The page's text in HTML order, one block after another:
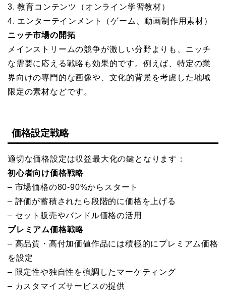
3. 教育コンテンツ（オンライン学習教材）
4. エンターテインメント（ゲーム、動画制作用素材）
ニッチ市場の開拓
メインストリームの競争が激しい分野よりも、ニッチ
な需要に応える戦略も効果的です。例えば、特定の業
界向けの専門的な画像や、文化的背景を考慮した地域
限定の素材などです。
価格設定戦略
適切な価格設定は収益最大化の鍵となります：
初心者向け価格戦略
– 市場価格の80-90%からスタート
– 評価が蓄積されたら段階的に価格を上げる
– セット販売やバンドル価格の活用
プレミアム価格戦略
– 高品質・高付加価値作品には積極的にプレミアム価格
を設定
– 限定性や独自性を強調したマーケティング
– カスタマイズサービスの提供